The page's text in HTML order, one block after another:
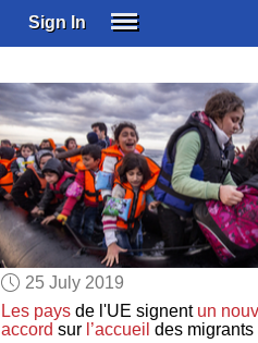
Sign In
GIFT
OTHER
ABOUT US
ALEXA
25 July 2019
Les paysde l'UE signent un
accord sur l’accueil des migrants